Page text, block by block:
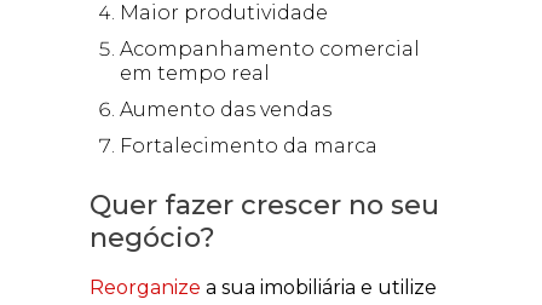
Maior produtividade
Acompanhamento comercial
em tempo real
Aumento das vendas
Fortalecimento da marca
Quer fazer crescer no seu
negócio?
Reorganize a sua imobiliária e utilize